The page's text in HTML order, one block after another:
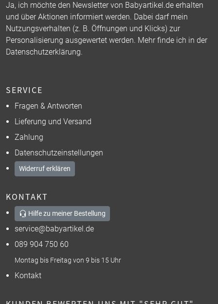
Ja, ich möchte den Newsletter von Babyartikel.de erhalten
und über Aktionen informiert werden. Dabei darf mein
Nutzungsverhalten (z. B. Öffnungen und Klicks) zur
Personalisierung ausgewertet werden. Mehr finde ich in der
Datenschutzerklärung.
SERVICE
Fragen & Antworten
Lieferung und Versand
Zahlung
Datenschutzeinstellungen
Widerruf erklären
KONTAKT
Hilfe zu meiner Bestellung
service@babyartikel.de
089 904 750 60
Montag bis Freitag von 9 bis 15 Uhr
Kontakt